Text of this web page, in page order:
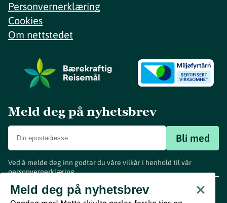
Personvernerklæring
Cookies
Om nettstedet
Meld deg på nyhetsbrev
Bli med
Ved å melde deg inn godtar du våre vilkår i henhold til vår
personvernerklæring.
Meld deg på nyhetsbrev
www.visitvestfold.com
Turistinformasjon